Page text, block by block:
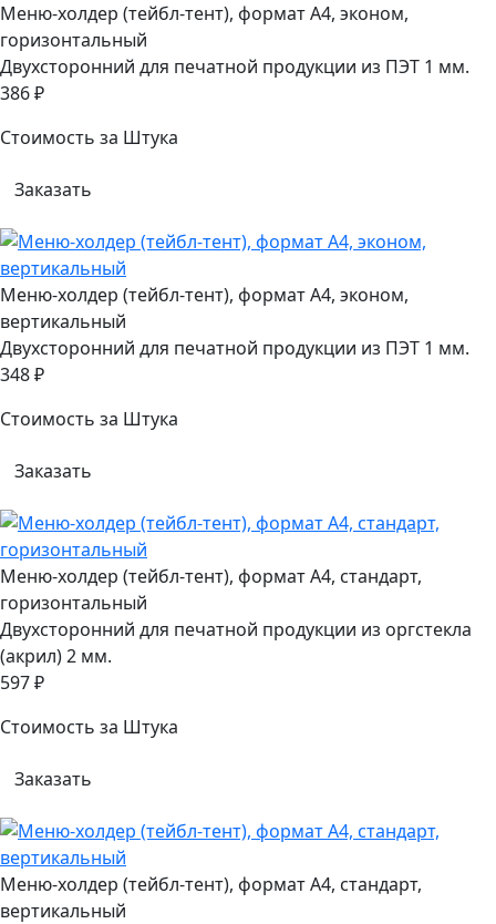
Меню-холдер (тейбл-тент), формат А4, эконом,
горизонтальный
Двухсторонний для печатной продукции из ПЭТ 1 мм.
386 ₽
Стоимость за Штука
Заказать
Меню-холдер (тейбл-тент), формат А4, эконом,
вертикальный
Двухсторонний для печатной продукции из ПЭТ 1 мм.
348 ₽
Стоимость за Штука
Заказать
Меню-холдер (тейбл-тент), формат А4, стандарт,
горизонтальный
Двухсторонний для печатной продукции из оргстекла
(акрил) 2 мм.
597 ₽
Стоимость за Штука
Заказать
Меню-холдер (тейбл-тент), формат А4, стандарт,
вертикальный